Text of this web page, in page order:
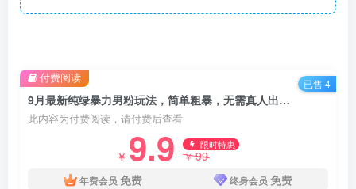
9月最新纯绿暴力男粉玩法，简单粗暴，无需真人出镜，全套赋能靠卖私人物品也能日赚1000
此内容为付费阅读，请付费后查看
￥ 9.9 限时特惠
￥99
年费会员 免费 终身会员 免费
付费阅读 已售 4